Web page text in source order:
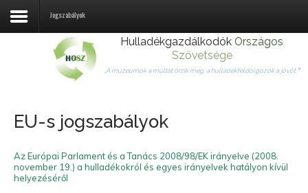
Jogszabályok
Hulladékhasznosítás
Hírek
Jogszabályok
Hulladékgazdálkodók Országos
Szövetsége
„A múzeumok a múltat őrzik meg, a hulladékfeldolgozók a jövőt. ”
EU-s jogszabályok
Az Európai Parlament és a Tanács 2008/98/EK irányelve (2008.
november 19.) a hulladékokról és egyes irányelvek hatályon kívül
helyezéséről